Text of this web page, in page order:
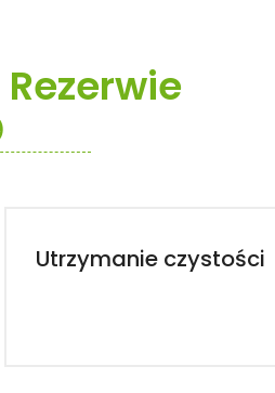
Rezerwie
Utrzymanie czystości